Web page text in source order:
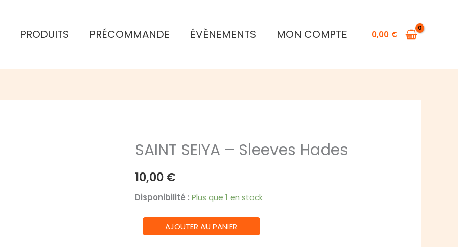
PRODUITS PRÉCOMMANDE ÉVÈNEMENTS MON COMPTE 0,00 €
SAINT SEIYA – Sleeves Hades
10,00€
Disponibilité : Plus que 1 en stock
quantité
de
AJOUTER AU PANIER
SEIYA